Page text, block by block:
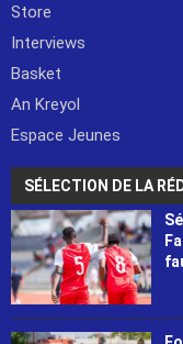
Store
Interviews
Basket
An Kreyol
Espace Jeunes
SÉLECTION DE LA